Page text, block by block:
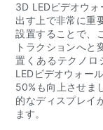
3D LEDビデオウ
出す上で非常に重
設置することで、
トラクションへと
置くあるテクノロ
LEDビデオウォー
50%も向上させま
的なディスプレイ
ます。